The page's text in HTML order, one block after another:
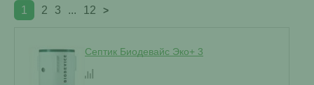
1 2 3 ... 12 >
Септик Биодевайс Эко+ 3